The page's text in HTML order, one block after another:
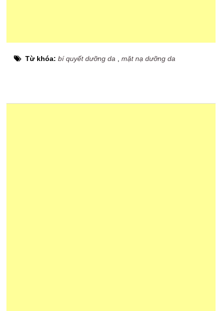
Từ khóa:bí quyết dưỡng da ,mặt nạ dưỡng da